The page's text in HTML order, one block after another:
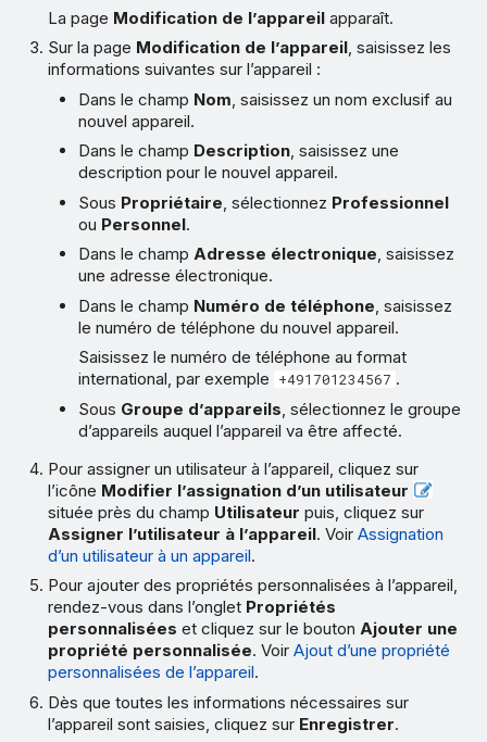
La page Modification de l’appareil apparaît.
Sur la page Modification de l’appareil, saisissez les
informations suivantes sur l’appareil :
Dans le champ Nom , saisissez un nom exclusif au
nouvel appareil.
Dans le champ Description, saisissez une
description pour le nouvel appareil.
Sous Propriétaire , sélectionnez Professionnel
ou Personnel.
Dans le champAdresse électronique, saisissez
une adresse électronique.
Dans le champ Numéro de téléphone , saisissez
le numéro de téléphone du nouvel appareil.
Saisissez le numéro de téléphone au format
international, par exemple
+491701234567 .
Sous Groupe d’appareils , sélectionnez le groupe
d’appareils auquel l’appareil va être affecté.
Pour assigner un utilisateur à l’appareil, cliquez sur
l’icône Modifier l’assignation d’un utilisateur
située près du champ Utilisateur puis, cliquez sur
Assigner l’utilisateur à l’appareil. VoirAssignation
d’un utilisateur à un appareil.
Pour ajouter des propriétés personnalisées à l’appareil,
rendez-vous dans l’onglet Propriétés
personnalisées et cliquez sur le boutonAjouter une
propriété personnalisée. VoirAjout d’une propriété
personnalisées de l’appareil.
Dès que toutes les informations nécessaires sur
l’appareil sont saisies, cliquez sur Enregistrer.